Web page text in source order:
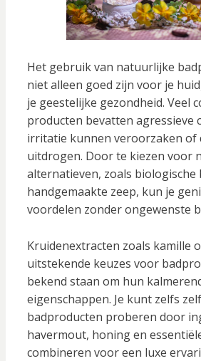
Het gebruik van natuurlijke
niet alleen goed zijn voor je
je geestelijke gezondheid. Veel
producten bevatten agressieve
irritatie kunnen veroorzaken of
uitdrogen. Door te kiezen voor
alternatieven, zoals biologische
handgemaakte zeep, kun je
voordelen zonder ongewenste
Kruidenextracten zoals kamille
uitstekende keuzes voor
bekend staan om hun
eigenschappen. Je kunt zelfs
badproducten proberen door
havermout, honing en
combineren voor een luxe